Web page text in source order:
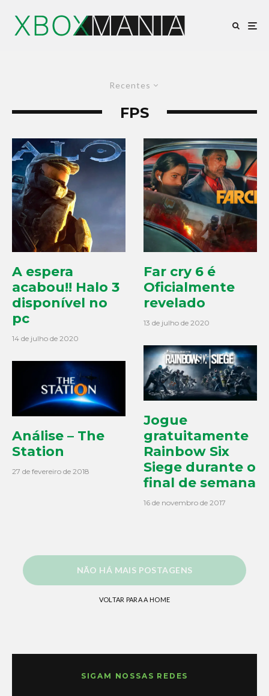
Recentes
FPS
A espera
acabou!! Halo 3
disponível no
pc
14 de julho de 2020
Análise – The
Station
27 de fevereiro de 2018
Far cry 6 é
Oficialmente
revelado
13 de julho de 2020
Jogue
gratuitamente
Rainbow Six
Siege durante o
final de semana
16 de novembro de 2017
NÃO HÁ MAIS POSTAGENS
VOLTAR PARA A HOME
SIGAM NOSSAS REDES